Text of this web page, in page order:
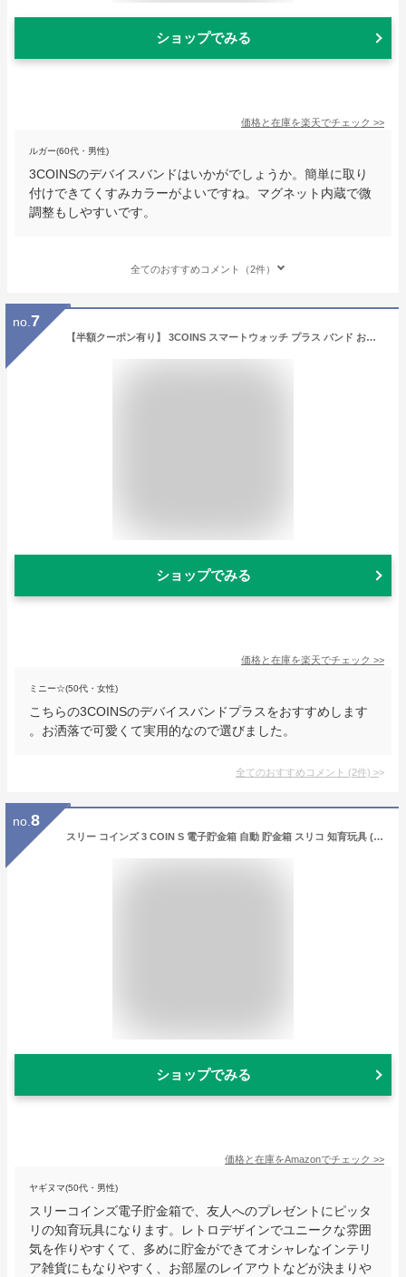
ショップでみる
価格と在庫を楽天でチェック >>
ルガー(60代・男性)
3COINSのデバイスバンドはいかがでしょうか。簡単に取り
付けできてくすみカラーがよいですね。マグネット内蔵で微
調整もしやすいです。
全てのおすすめコメント（2件）
no. 7
【半額クーポン有り】 3COINS スマートウォッチ プラス バンド おしゃれ スリコ デバイスバンドプラス バンド 蒸れない メンズ レディース かわいい 韓国 3COINS デバイスバンドplus 交換バンド 交換ベルト スマートウォッチ ベルト 可愛い チェーン くすみカラー nexmate
ショップでみる
価格と在庫を楽天でチェック >>
ミニー☆(50代・女性)
こちらの3COINSのデバイスバンドプラスをおすすめします
。お洒落で可愛くて実用的なので選びました。
全てのおすすめコメント (2件) >
no. 8
スリー コインズ 3 COIN S 電子貯金箱 自動 貯金箱 スリコ 知育玩具 (ベージュ)
ショップでみる
価格と在庫をAmazonでチェック >>
ヤギヌマ(50代・男性)
スリーコインズ電子貯金箱で、友人へのプレゼントにピッタ
リの知育玩具になります。レトロデザインでユニークな雰囲
気を作りやすくて、多めに貯金ができてオシャレなインテリ
ア雑貨にもなりやすく、お部屋のレイアウトなどが決まりや